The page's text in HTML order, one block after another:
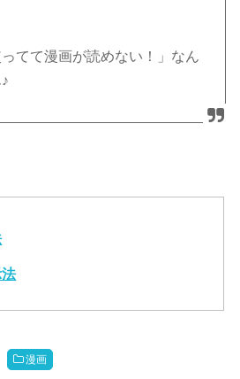
てて漫画が読めない！」なん
漫画